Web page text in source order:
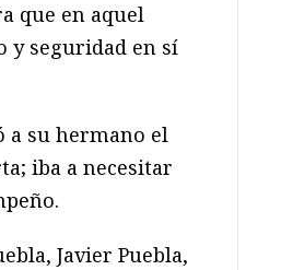
que en aquel
y seguridad en sí
a su hermano el
iba a necesitar
Javier Puebla,